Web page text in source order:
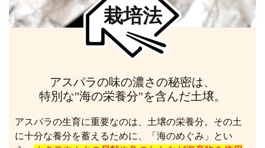
栽培法
アスパラの味の濃さの秘密は、
特別な"海の栄養分"を含んだ土壌。
アスパラの生育に重要なのは、土壌の栄養分。その土
に十分な養分を蓄えるために、「海のめぐみ」とい